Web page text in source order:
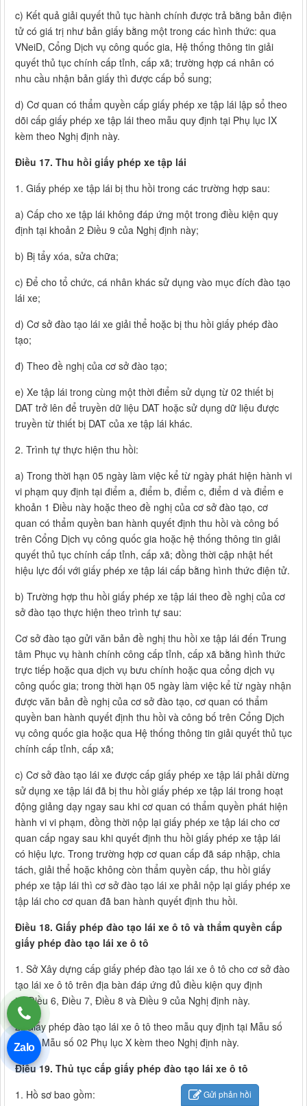
c) Kết quả giải quyết thủ tục hành chính được trả bằng bản điện
tử có giá trị như bản giấy bằng một trong các hình thức: qua
VNeiD, Cổng Dịch vụ công quốc gia, Hệ thống thông tin giải
quyết thủ tục chính cấp tỉnh, cấp xã; trường hợp cá nhân có
nhu cầu nhận bản giấy thì được cấp bổ sung;
d) Cơ quan có thẩm quyền cấp giấy phép xe tập lái lập sổ theo
dõi cấp giấy phép xe tập lái theo mẫu quy định tại Phụ lục IX
kèm theo Nghị định này.
Điều 17. Thu hồi giấy phép xe tập lái
1. Giấy phép xe tập lái bị thu hồi trong các trường hợp sau:
a) Cấp cho xe tập lái không đáp ứng một trong điều kiện quy
định tại khoản 2 Điều 9 của Nghị định này;
b) Bị tẩy xóa, sửa chữa;
c) Để cho tổ chức, cá nhân khác sử dụng vào mục đích đào tạo
lái xe;
d) Cơ sở đào tạo lái xe giải thể hoặc bị thu hồi giấy phép đào
tạo;
đ) Theo đề nghị của cơ sở đào tạo;
e) Xe tập lái trong cùng một thời điểm sử dụng từ 02 thiết bị
DAT trở lên để truyền dữ liệu DAT hoặc sử dụng dữ liệu được
truyền từ thiết bị DAT của xe tập lái khác.
2. Trình tự thực hiện thu hồi:
a) Trong thời hạn 05 ngày làm việc kể từ ngày phát hiện hành vi
vi phạm quy định tại điểm a, điểm b, điểm c, điểm d và điểm e
khoản 1 Điều này hoặc theo đề nghị của cơ sở đào tạo, cơ
quan có thẩm quyền ban hành quyết định thu hồi và công bố
trên Cổng Dịch vụ công quốc gia hoặc hệ thống thông tin giải
quyết thủ tục chính cấp tỉnh, cấp xã; đồng thời cập nhật hết
hiệu lực đối với giấy phép xe tập lái cấp bằng hình thức điện tử.
b) Trường hợp thu hồi giấy phép xe tập lái theo đề nghị của cơ
sở đào tạo thực hiện theo trình tự sau:
Cơ sở đào tạo gửi văn bản đề nghị thu hồi xe tập lái đến Trung
tâm Phục vụ hành chính công cấp tỉnh, cấp xã bằng hình thức
trực tiếp hoặc qua dịch vụ bưu chính hoặc qua cổng dịch vụ
công quốc gia; trong thời hạn 05 ngày làm việc kể từ ngày nhận
được văn bản đề nghị của cơ sở đào tạo, cơ quan có thẩm
quyền ban hành quyết định thu hồi và công bố trên Cổng Dịch
vụ công quốc gia hoặc qua Hệ thống thông tin giải quyết thủ tục
chính cấp tỉnh, cấp xã;
c) Cơ sở đào tạo lái xe được cấp giấy phép xe tập lái phải dừng
sử dụng xe tập lái đã bị thu hồi giấy phép xe tập lái trong hoạt
động giảng dạy ngay sau khi cơ quan có thẩm quyền phát hiện
hành vi vi phạm, đồng thời nộp lại giấy phép xe tập lái cho cơ
quan cấp ngay sau khi quyết định thu hồi giấy phép xe tập lái
có hiệu lực. Trong trường hợp cơ quan cấp đã sáp nhập, chia
tách, giải thể hoặc không còn thẩm quyền cấp, thu hồi giấy
phép xe tập lái thì cơ sở đào tạo lái xe phải nộp lại giấy phép xe
tập lái cho cơ quan đã ban hành quyết định thu hồi.
Điều 18. Giấy phép đào tạo lái xe ô tô và thẩm quyền cấp
giấy phép đào tạo lái xe ô tô
1. Sở Xây dựng cấp giấy phép đào tạo lái xe ô tô cho cơ sở đào
tạo lái xe ô tô trên địa bàn đáp ứng đủ điều kiện quy định
tại Điều 6, Điều 7, Điều 8 và Điều 9 của Nghị định này.
2. Giấy phép đào tạo lái xe ô tô theo mẫu quy định tại Mẫu số
01 và Mẫu số 02 Phụ lục X kèm theo Nghị định này.
Điều 19. Thủ tục cấp giấy phép đào tạo lái xe ô tô
1. Hồ sơ bao gồm:
Gửi phản hồi
Zalo